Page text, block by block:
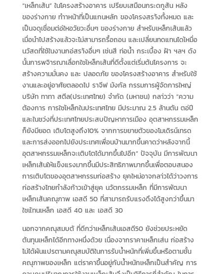
“เหล็กเส้น” ในโครงสร้างอาคาร เปรียบเสมือนกระดกูสัน หลัง
ของร่างกาย ทำาหน้าที่เป็นแกนหลัก ของโครงสรา้งทั้งหมด และ
เป็นจดุเชื่อมต่อ่ใหอวัยวะอื่นๆ ของร่างกาย สําหรับเหล็กเส้นแล้ว
เมื่อนำไปสร้างแล้วจะไม่สามารถรื้อถอน และเปลี่ยนทดแทนไดเ้หมื่อ
นวัสดที่ใช้ในงานกอ่สรา้งอื่นๆ เช่นสี ท่อนํ้า กระเบื้อง ฝ้า ฯลฯ ดัง
นั้นการพจิารณาเลื่อกใชเ้หล็กเส้นที่ดีตั้งแต่เริ่มต้นโครงการ จะ
สร้างความมั่นคง และ ปลอดภัย ของโครงสร้างอาคาร สําหรับใช้
งานและอยู่อาศัยตลอดไป ราจีฟ มังกัล กรรมการผู้จัดการใหญ่
บริษัท ทาทา สตีล(ประเทศไทย) จํากัด (มหาชน) กลา่วว่า “ความ
ต้องการ การใชเ้หล็กในประเทศไทย มีประมาณ 2.5 ล้านตัน ตอ่ปี
และในชว่งที่ประเทศไทยประสบปัญหาการเมือง อุตสาหกรรมเหล็ก
ก็ยังมียอด เติบโตสูงถึง10% จากการขยายตัวของโมเดิรน์เทรด
และการส่งออกไปยังประเทศเพื่อนบ้านมากขึ้นคาดว่าหลังจากนี้
อุตสาหกรรมเหล็กจะเติบโตได้มากขึ้นไปอีก” ปัจจุบัน มีการพัฒนา
เหล็กเส้นให้แข็งแรงมากขึ้นมีประสิทธิภาพมากขึ้นเพื่อตอบสนอง
การเติบโตของอุตสาหกรรมก่อสร้าง ยุคใหม่อาจกลา่วได้ว่าวงการ
ก่อสร้างไทยกําลังก้าวเข้าสู่ยุค นวัตกรรมเหล็ก ที่มีการพัฒนา
เหล็กเส้นคณุภาพ เอสดี 50 ที่สามารถรับแรงดึงได้สูงกว่าขึ้นมา
ใชแ้ทนเหล็ก เอสดี 40 และ เอสดี 30
นอกจากคณุสมบตั ที่ดีกว่าเหล็กเส้นเอสดี50 ยังช่วยประหยัด
ต้นทุนเหล็กได้อีกทางหนึ่งด้วย เนื่องจากราคาเหล็กเส่น ก่อสร้าง
ไม่ได้ผันแปรตามคณุสมบัติในการรับน้ำหนักที่เพิ่มขึ้นหรือตามชั้น
คณุภาพของเหล็ก แต่ราคาขึ้นอยู่กับน้ำหนักเหล็กเป็นสําคัญ การ